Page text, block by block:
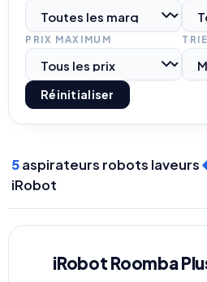
PRIX MAXIMUM
Réinitialiser
5aspirateurs robots laveurs
iRobot
iRobot Roomba